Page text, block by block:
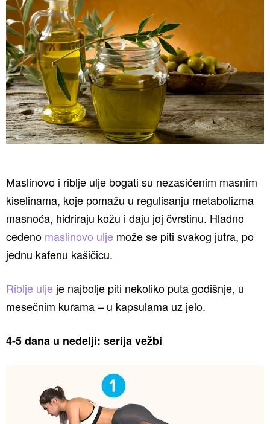
Maslinovo i riblje ulje bogati su nezasićenim masnim
kiselinama, koje pomažu u regulisanju metabolizma
masnoća, hidriraju kožu i daju joj čvrstinu. Hladno
ceđeno maslinovo ulje može se piti svakog jutra, po
jednu kafenu kašičicu.
Riblje ulje je najbolje piti nekoliko puta godišnje, u
mesečnim kurama – u kapsulama uz jelo.
4-5 dana u nedelji: serija vežbi